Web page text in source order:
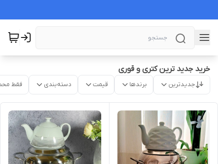
خرید جدید ترین کتری و قوری
جدیدترین برندها قیمت دسته‌بندی فقط